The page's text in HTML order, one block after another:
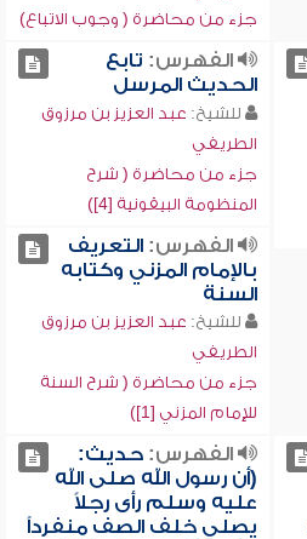
جزء من محاضرة ( وجوب الاتباع)
الفهرس: تابع
الحديث المرسل
للشيخ: عبد العزيز بن مرزوق
الطريفي
جزء من محاضرة ( شرح
المنظومة البيقونية [4])
الفهرس:التعريف
بالإمام المزني وكتابه
السنة
للشيخ: عبد العزيز بن مرزوق
الطريفي
جزء من محاضرة ( شرح السنة
للإمام المزني [1])
الفهرس:حديث:
(أن رسول الله صلى الله
عليه وسلم رأى رجلاً
يصلي خلف الصف منفرداً